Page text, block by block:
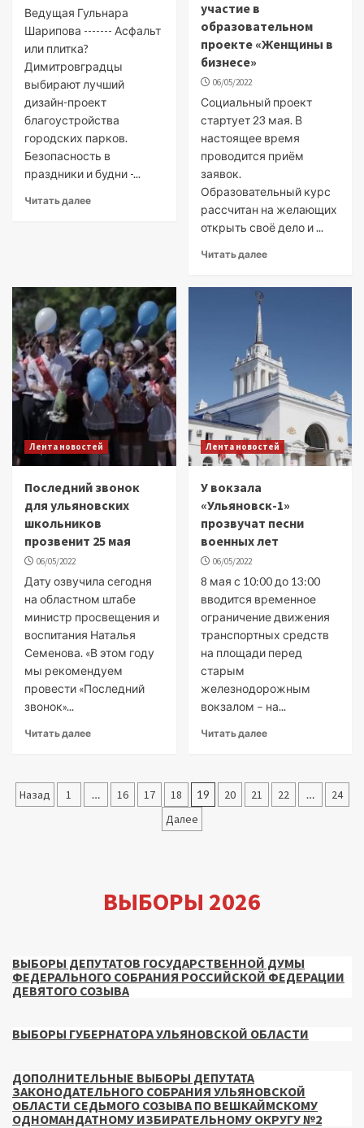
Ведущая Гульнара
Шарипова ------- Асфальт
или плитка?
Димитровградцы
выбирают лучший
дизайн-проект
благоустройства
городских парков.
Безопасность в
праздники и будни -...
Читать далее
участие в
образовательном
проекте «Женщины в
бизнесе»
06/05/2022
Социальный проект
стартует 23 мая. В
настоящее время
проводится приём
заявок.
Образовательный курс
рассчитан на желающих
открыть своё дело и ...
Читать далее
Лента новостей
Последний звонок
для ульяновских
школьников
прозвенит 25 мая
06/05/2022
Дату озвучила сегодня
на областном штабе
министр просвещения и
воспитания Наталья
Семенова. «В этом году
мы рекомендуем
провести «Последний
звонок»...
Читать далее
Лента новостей
У вокзала
«Ульяновск-1»
прозвучат песни
военных лет
06/05/2022
8 мая с 10:00 до 13:00
вводится временное
ограничение движения
транспортных средств
на площади перед
старым
железнодорожным
вокзалом – на...
Читать далее
Пагинация
Назад 1 … 16 17 18 19 20 21 22 …
24
Далее
ВЫБОРЫ 2026
ВЫБОРЫ ДЕПУТАТОВ ГОСУДАРСТВЕННОЙ ДУМЫ
ФЕДЕРАЛЬНОГО СОБРАНИЯ РОССИЙСКОЙ ФЕДЕРАЦИИ
ДЕВЯТОГО СОЗЫВА
ВЫБОРЫ ГУБЕРНАТОРА УЛЬЯНОВСКОЙ ОБЛАСТИ
ДОПОЛНИТЕЛЬНЫЕ ВЫБОРЫ ДЕПУТАТА
ЗАКОНОДАТЕЛЬНОГО СОБРАНИЯ УЛЬЯНОВСКОЙ
ОБЛАСТИ СЕДЬМОГО СОЗЫВА ПО ВЕШКАЙМСКОМУ
ОДНОМАНДАТНОМУ ИЗБИРАТЕЛЬНОМУ ОКРУГУ №2